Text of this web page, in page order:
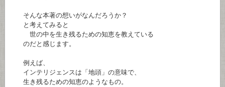
そんな本著の想いがなんだろうか？
と考えてみると
世の中を生き残るための知恵を教えている
のだと感じます。
例えば、
インテリジェンスは「地頭」の意味で、
生き残るための知恵のようなもの。